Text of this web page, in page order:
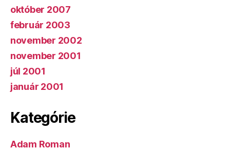
október 2007
február 2003
november 2002
november 2001
júl 2001
január 2001
Kategórie
Adam Roman